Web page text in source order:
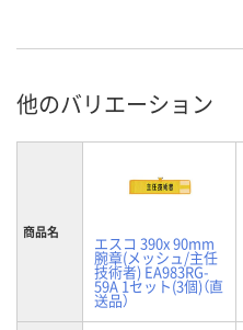
他のバリエーション
商品名
エスコ 390x 90mm
腕章(メッシュ/主任
技術者) EA983RG-
59A 1セット(3個)（直
送品）